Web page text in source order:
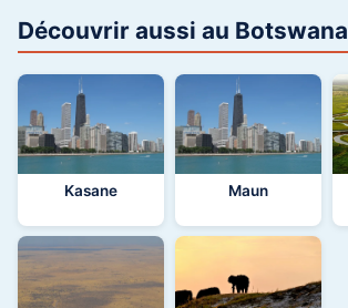
Découvrir aussi au Botswana
Kasane Maun